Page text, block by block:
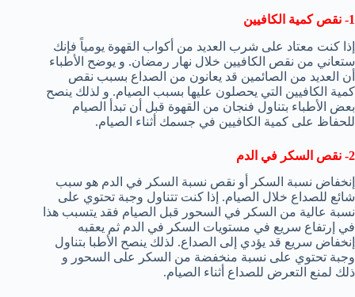
1- نقص كمية الكافيين
إذا كنت معتاد على شرب العديد من أكواب القهوة يومياً فإنك
ستعاني من نقص الكافيين خلال نهار رمضان. و يوضح الأطباء
أن العديد من الصائمين قد يعانون من الصداع بسبب نقص
كمية الكافيين التي يحصلون عليها بسبب الصيام. و لذلك ينصح
بعض الأطباء بتناول فنجان من القهوة قبل أن تبدأ الصيام
للحفاظ على كمية الكافيين في جسمك أثناء الصيام.
2- نقص السكر في الدم
إنخفاض نسبة السكر أو نقص نسبة السكر في الدم هو سبب
شائع للصداع خلال الصيام. إذا كنت تتناول وجبة تحتوي على
نسبة عالية من السكر في السحور قبل الصيام فقد يتسبب هذا
في إرتفاع سريع في مستويات السكر في الدم ثم يعقبه
إنخفاض سريع قد يؤدي إلى الصداع. لذلك ينصح الأطبا بتناول
وجبة تحتوي على نسبة منخفضة من السكر على السحور و
ذلك لمنع التعرض للصداع أثناء الصيام.